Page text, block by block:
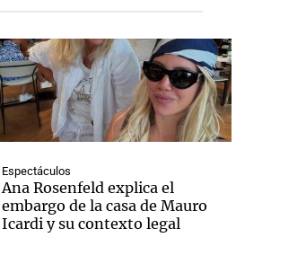
Espectáculos
Ana Rosenfeld explica el
embargo de la casa de Mauro
Icardi y su contexto legal